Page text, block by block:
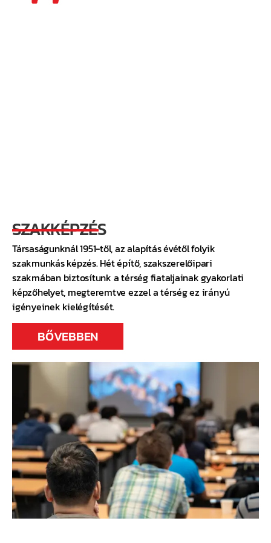
SZAKKÉPZÉS
Társaságunknál 1951-től, az alapítás évétől folyik
szakmunkás képzés. Hét építő, szakszerelőipari
szakmában biztosítunk a térség fiataljainak gyakorlati
képzőhelyet, megteremtve ezzel a térség ez irányú
igényeinek kielégítését.
BŐVEBBEN